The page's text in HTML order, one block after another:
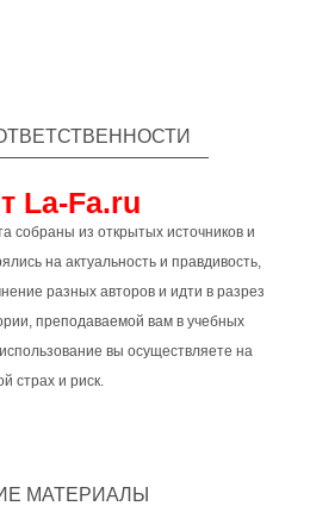
La-Fa.ru
собраны из открытых источников и
на актуальность и правдивость,
разных авторов и идти в разрез
преподаваемой вам в учебных
вы осуществляете на
страх и риск.
МАТЕРИАЛЫ